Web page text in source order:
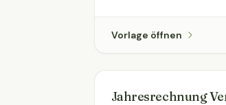
Vorlage öffnen
Jahresrechnung